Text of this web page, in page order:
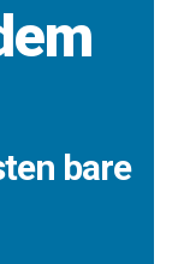
bare